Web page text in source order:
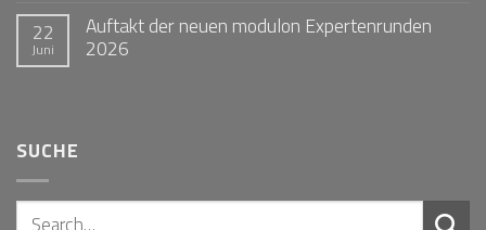
22
Juni
Auftakt der neuen modulon Expertenrunden
2026
SUCHE